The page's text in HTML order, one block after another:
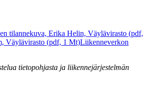
tilannekuva, Erika Helin, Väylävirasto (pdf,
Väylävirasto (pdf, 1 Mt)Liikenneverkon
tietopohjasta ja liikennejärjestelmän